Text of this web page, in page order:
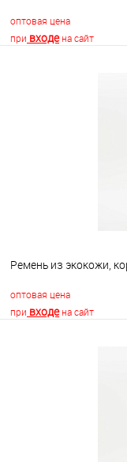
оптовая цена
при входена сайт
Ремень из экокожи,
оптовая цена
при входена сайт